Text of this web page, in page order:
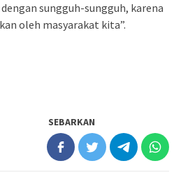
sungguh-sungguh, karena
oleh masyarakat kita”.
SEBARKAN